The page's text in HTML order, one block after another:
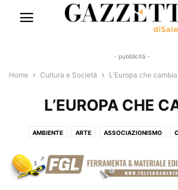
- pubblicità -
Home Cultura e Società L’Europa che cambia
L’EUROPA CHE
AMBIENTE ARTE ASSOCIAZIONISMO
FORMAZIONE PROFESSIONALE ISTRUZIONE
L’EUROPA CHE CAMBIA LE PROFESSIONI CHE